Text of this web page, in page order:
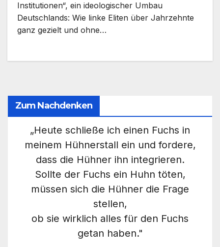
Institutionen“, ein ideologischer Umbau
Deutschlands: Wie linke Eliten über Jahrzehnte
ganz gezielt und ohne…
Zum Nachdenken
„Heute schließe ich einen Fuchs in
meinem Hühnerstall ein und fordere,
dass die Hühner ihn integrieren.
Sollte der Fuchs ein Huhn töten,
müssen sich die Hühner die Frage
stellen,
ob sie wirklich alles für den Fuchs
getan haben."